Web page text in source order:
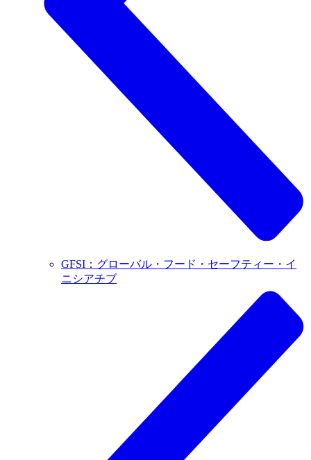
GFSI：グローバル・フード・セーフティー・イ
ニシアチブ